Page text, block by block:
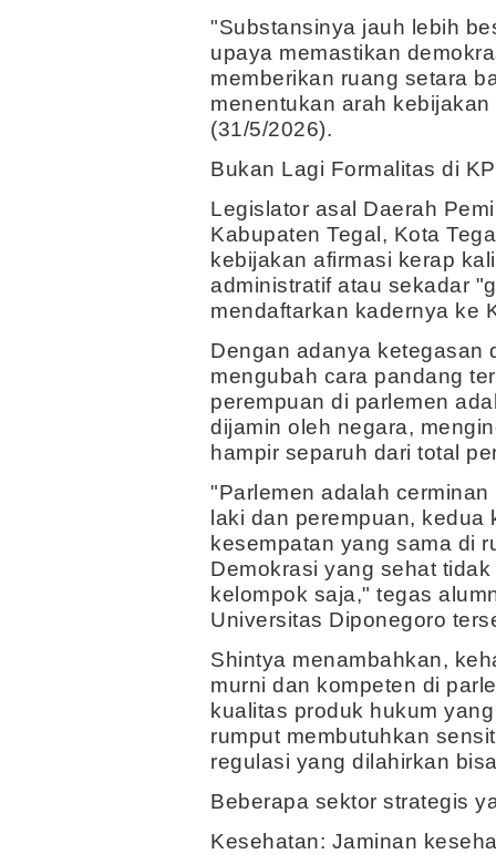
"Substansinya jauh lebih
upaya memastikan
memberikan ruang setara
menentukan arah
(31/5/2026).
Bukan Lagi Formalitas di
Legislator asal Daerah
Kabupaten Tegal, Kota
kebijakan afirmasi kerap
administratif atau sekadar
mendaftarkan kadernya ke
Dengan adanya ketegasan
mengubah cara pandang
perempuan di parlemen
dijamin oleh negara,
hampir separuh dari total
"Parlemen adalah
laki dan perempuan, kedua
kesempatan yang sama di
Demokrasi yang sehat
kelompok saja," tegas
Universitas Diponegoro
Shintya menambahkan,
murni dan kompeten di
kualitas produk hukum
rumput membutuhkan
regulasi yang dilahirkan
Beberapa sektor strategis
Kesehatan: Jaminan